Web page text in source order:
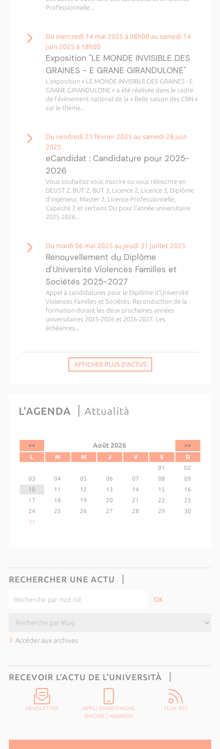
Professionnelle...
Du mercredi 14 mai 2025 à 08h00 au samedi 14
juin 2025 à 18h00
Exposition "LE MONDE INVISIBLE DES
GRAINES - E GRANE GIRANDULONE"
L’exposition « LE MONDE INVISIBLE DES GRAINES - E
GRANE GIRANDULONE » a été réalisée dans le cadre
de l’évènement national de la « Belle saison des CBN »
sur le thème...
Du vendredi 21 février 2025 au samedi 28 juin
2025
eCandidat : Candidature pour 2025-
2026
Vous souhaitez vous inscrire ou vous réinscrire en
DEUST 2, BUT 2, BUT 3, Licence 2, Licence 3, Diplôme
d’Ingénieur, Master 2, Licence Professionnelle,
Capacité 2 et certains DU pour l'année universitaire
2025-2026...
Du mardi 06 mai 2025 au jeudi 31 juillet 2025
Renouvellement du Diplôme
d'Université Violences Familles et
Sociétés 2025-2027
Appel à candidatures pour le Diplôme d'Université
Violences Familles et Sociétés. Reconduction de la
formation durant les deux prochaines années
universitaires 2025-2026 et 2026-2027. Les
échéances...
AFFICHER PLUS D'ACTUS
L'AGENDA Attualità
<< Août 2026
>>
L
M M J V S
D
01
02
03
04 05 06 07 08
09
10
11 12 13 14 15
16
17
18 19 20 21 22
23
24
25 26 27 28 29
30
31
RECHERCHER UNE ACTU
Accéder aux archives
RECEVOIR L'ACTU DE L'UNIVERSITÀ
NEWSLETTER
APPLI SMARTPHONE
IPHONE| ANDROID
FLUX RSS